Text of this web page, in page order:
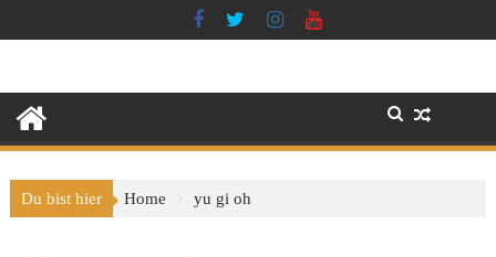
to
Du bist hier Home yu gi oh